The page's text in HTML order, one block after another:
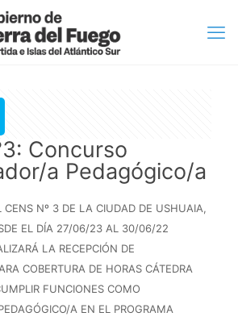
Concurso
a Pedagógico/a
CENS Nº 3 DE LA CIUDAD DE USHUAIA,
EL DÍA 27/06/23 AL 30/06/22
LA RECEPCIÓN DE
COBERTURA DE HORAS CÁTEDRA
FUNCIONES COMO
A EN EL PROGRAMA